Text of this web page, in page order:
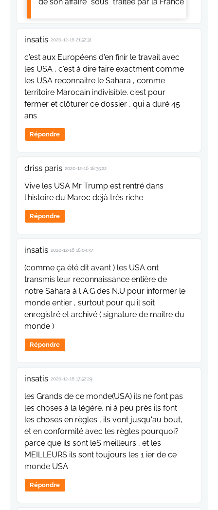
insatis 2020-12-16 21:52:31
c'est aux Européens d'en finir le travail avec
les USA , c'est à dire faire exactment comme
les USA reconnaitre le Sahara , comme
territoire Marocain indivisible. c'est pour
fermer et clôturer ce dossier , qui a duré 45
ans
Répondre
driss paris 2020-12-16 18:35:22
Vive les USA Mr Trump est rentré dans
l'histoire du Maroc déjà très riche
Répondre
insatis 2020-12-16 18:04:37
(comme ça été dit avant ) les USA ont
transmis leur reconnaissance entière de
notre Sahara à l A.G des N.U pour informer le
monde entier , surtout pour qu'il soit
enregistré et archivé ( signature de maitre du
monde )
Répondre
insatis 2020-12-16 17:52:29
les Grands de ce monde(USA) ils ne font pas
les choses à la légère, ni à peu près ils font
les choses en règles , ils vont jusqu'au bout,
et en conformité avec les règles pourquoi?
parce que ils sont leS meilleurs , et les
MEILLEURS ils sont toujours les 1 ier de ce
monde USA
Répondre